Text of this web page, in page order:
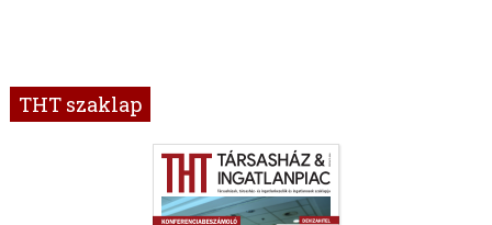
THT szaklap